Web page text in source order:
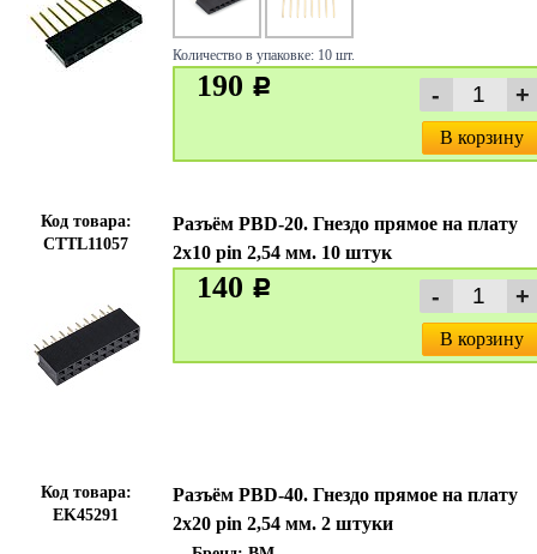
Количество в упаковке: 10 шт.
190 c
В корзину
Код товара:
CTTL11057
Разъём PBD-20. Гнездо прямое на плату
2х10 pin 2,54 мм. 10 штук
140 c
В корзину
Код товара:
EK45291
Разъём PBD-40. Гнездо прямое на плату
2х20 pin 2,54 мм. 2 штуки